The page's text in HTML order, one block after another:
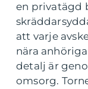
en privatägd
att varje
nära
detalj är
omsorg.